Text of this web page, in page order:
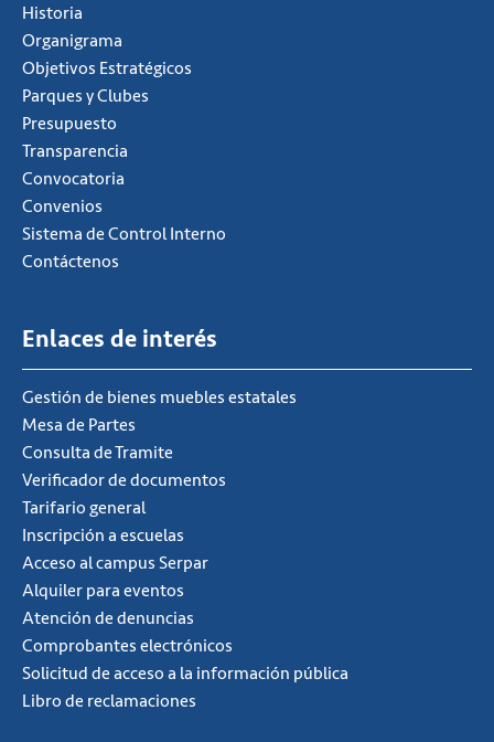
Historia
Organigrama
Objetivos Estratégicos
Parques y Clubes
Presupuesto
Transparencia
Convocatoria
Convenios
Sistema de Control Interno
Contáctenos
Enlaces de interés
Gestión de bienes muebles estatales
Mesa de Partes
Consulta de Tramite
Verificador de documentos
Tarifario general
Inscripción a escuelas
Acceso al campus Serpar
Alquiler para eventos
Atención de denuncias
Comprobantes electrónicos
Solicitud de acceso a la información pública
Libro de reclamaciones